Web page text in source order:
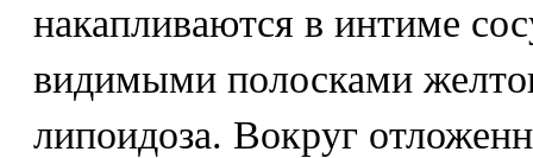
накапливаются в интиме
видимыми полосками
липоидоза. Вокруг